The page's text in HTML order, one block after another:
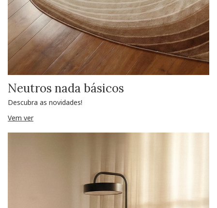
Neutros nada básicos
Descubra as novidades!
Vem ver